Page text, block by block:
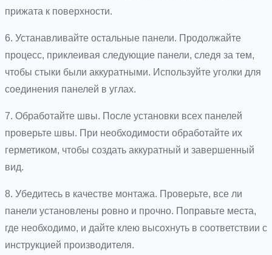
прижата к поверхности.
6. Устанавливайте остальные панели. Продолжайте
процесс, приклеивая следующие панели, следя за тем,
чтобы стыки были аккуратными. Используйте уголки для
соединения панелей в углах.
7. Обработайте швы. После установки всех панелей
проверьте швы. При необходимости обработайте их
герметиком, чтобы создать аккуратный и завершенный
вид.
8. Убедитесь в качестве монтажа. Проверьте, все ли
панели установлены ровно и прочно. Поправьте места,
где необходимо, и дайте клею высохнуть в соответствии с
инструкцией производителя.